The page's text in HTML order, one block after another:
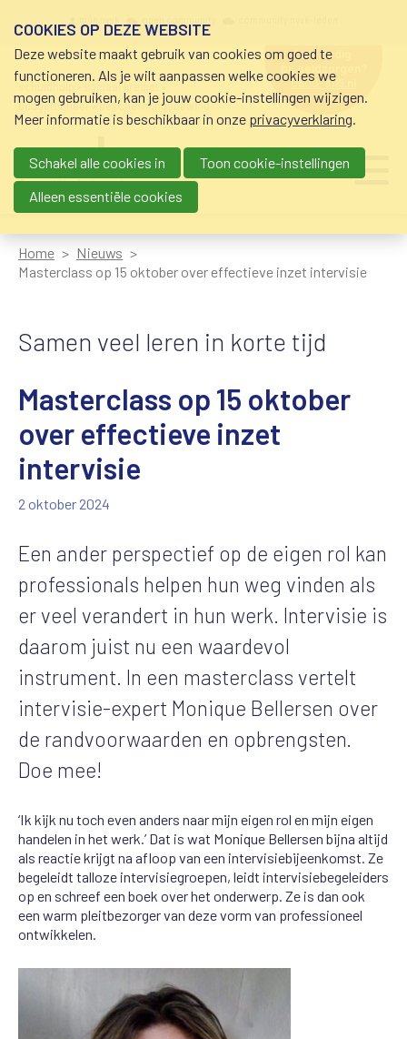
schuldhulp • sociaal krediet •
budgetbeheer • beschermingsbewind
hulp nodig
bij geldzorgen?
0800-8115.nl
Main navigation
Home
Nieuws
Masterclass op 15 oktober over effectieve inzet intervisie
Samen veel leren in korte tijd
Masterclass op 15 oktober
over effectieve inzet
intervisie
2 oktober 2024
Een ander perspectief op de eigen rol kan
professionals helpen hun weg vinden als
er veel verandert in hun werk. Intervisie is
daarom juist nu een waardevol
instrument. In een masterclass vertelt
intervisie-expert Monique Bellersen over
de randvoorwaarden en opbrengsten.
Doe mee!
‘Ik kijk nu toch even anders naar mijn eigen rol en mijn eigen
handelen in het werk.’ Dat is wat Monique Bellersen bijna altijd
als reactie krijgt na afloop van een intervisiebijeenkomst. Ze
begeleidt talloze intervisiegroepen, leidt intervisiebegeleiders
op en schreef een boek over het onderwerp. Ze is dan ook
een warm pleitbezorger van deze vorm van professioneel
ontwikkelen.
COOKIES OP DEZE WEBSITE
Deze website maakt gebruik van cookies om goed te
functioneren. Als je wilt aanpassen welke cookies we
mogen gebruiken, kan je jouw cookie-instellingen wijzigen.
Meer informatie is beschikbaar in onze privacyverklaring.
Schakel alle cookies in
Toon cookie-instellingen
Alleen essentiële cookies